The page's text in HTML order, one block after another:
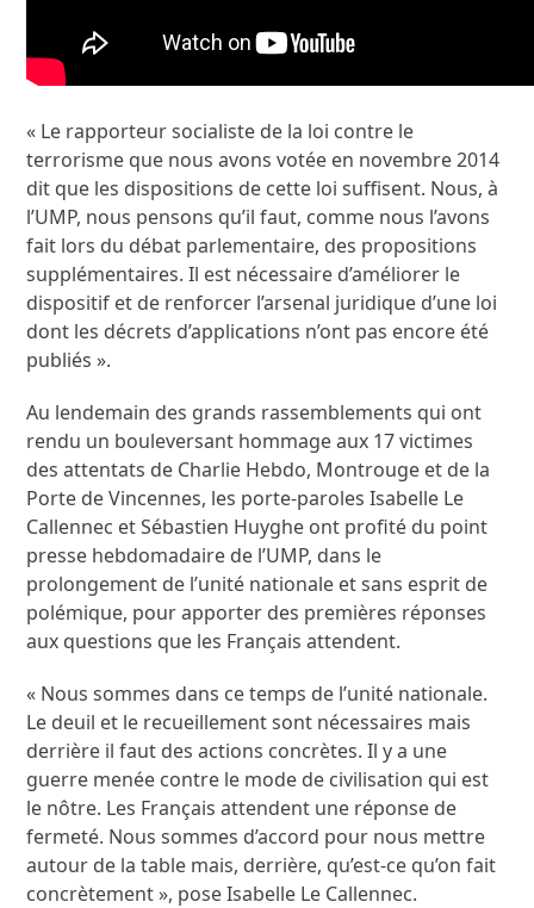
« Le rapporteur socialiste de la loi contre le
terrorisme que nous avons votée en novembre 2014
dit que les dispositions de cette loi suffisent. Nous, à
l’UMP, nous pensons qu’il faut, comme nous l’avons
fait lors du débat parlementaire, des propositions
supplémentaires. Il est nécessaire d’améliorer le
dispositif et de renforcer l’arsenal juridique d’une loi
dont les décrets d’applications n’ont pas encore été
publiés ».
Au lendemain des grands rassemblements qui ont
rendu un bouleversant hommage aux 17 victimes
des attentats de Charlie Hebdo, Montrouge et de la
Porte de Vincennes, les porte-paroles Isabelle Le
Callennec et Sébastien Huyghe ont profité du point
presse hebdomadaire de l’UMP, dans le
prolongement de l’unité nationale et sans esprit de
polémique, pour apporter des premières réponses
aux questions que les Français attendent.
« Nous sommes dans ce temps de l’unité nationale.
Le deuil et le recueillement sont nécessaires mais
derrière il faut des actions concrètes. Il y a une
guerre menée contre le mode de civilisation qui est
le nôtre. Les Français attendent une réponse de
fermeté. Nous sommes d’accord pour nous mettre
autour de la table mais, derrière, qu’est-ce qu’on fait
concrètement », pose Isabelle Le Callennec.